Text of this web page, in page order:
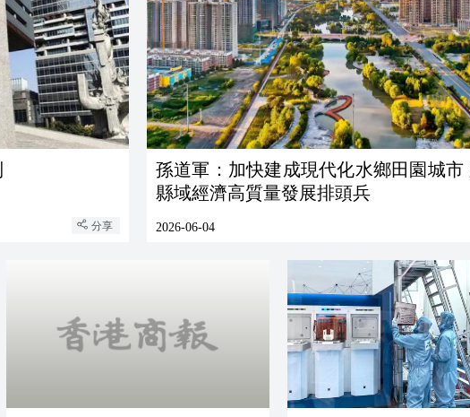
分享
孫道軍：加快建成現代化水鄉田園城市
縣域經濟高質量發展排頭兵
2026-06-04